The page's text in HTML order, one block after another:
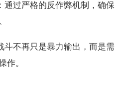
通过严格的反作弊机制，确保
斗不再只是暴力输出，而是需
作。